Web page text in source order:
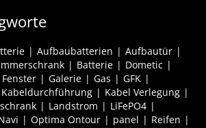
Aufbaubatterien
Aufbautür
Batterie
Dometic
Fenster Galerie Gas
GFK
Kabeldurchführung
Kabel Verlegung
Landstrom
LiFePO4
Optima Ontour panel
Reifen